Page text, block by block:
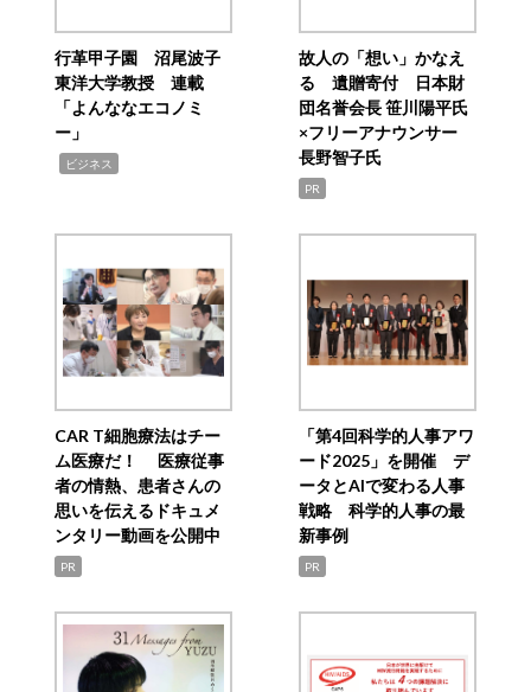
行革甲子園 沼尾波子
東洋大学教授 連載
「よんななエコノミ
ー」
ビジネス
故人の「想い」かなえ
る 遺贈寄付 日本財
団名誉会長 笹川陽平氏
×フリーアナウンサー
長野智子氏
PR
CAR T細胞療法はチー
ム医療だ！ 医療従事
者の情熱、患者さんの
思いを伝えるドキュメ
ンタリー動画を公開中
PR
「第4回科学的人事アワ
ード2025」を開催 デ
ータとAIで変わる人事
戦略 科学的人事の最
新事例
PR